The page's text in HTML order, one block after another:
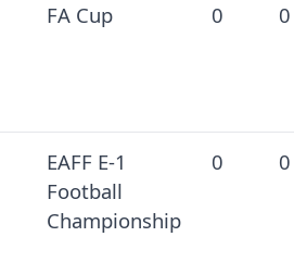
FA Cup 0 0
EAFF E-1
Football
Championship
0 0